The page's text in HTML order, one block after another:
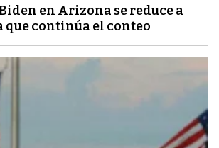
en Arizona se reduce a
que continúa el conteo